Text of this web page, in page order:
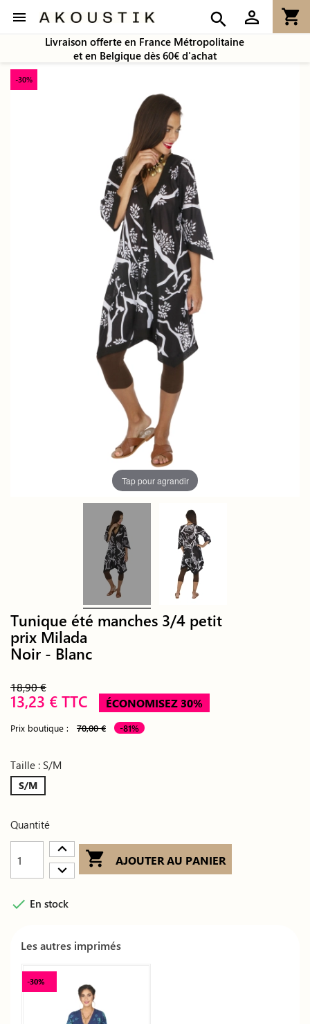
 shopping_cart
person_outline
search
Livraison offerte en France Métropolitaine
et en Belgique dès 60€ d'achat
-30%
Tap pour agrandir
Tunique été manches 3/4 petit
prix Milada
Noir - Blanc
18,90 €
13,23 € TTC ÉCONOMISEZ 30%
Prix boutique : 70,00 € -81%
Taille : S/M
S/M
Quantité
 AJOUTER AU PANIER
 En stock
Les autres imprimés
-30%